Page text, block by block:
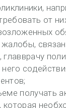
от
получать